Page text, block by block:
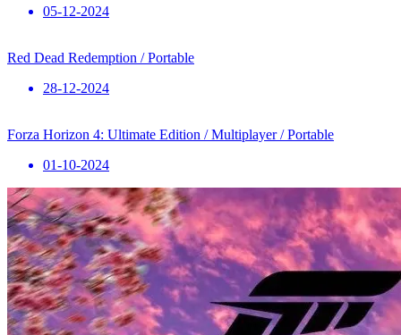
05-12-2024
Red Dead Redemption / Portable
28-12-2024
Forza Horizon 4: Ultimate Edition / Multiplayer / Portable
01-10-2024